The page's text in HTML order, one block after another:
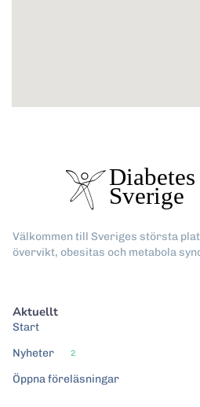
Välkommen till Sveriges största
övervikt, obesitas och metabola
Aktuellt
Start
Nyheter
2
Öppna föreläsningar